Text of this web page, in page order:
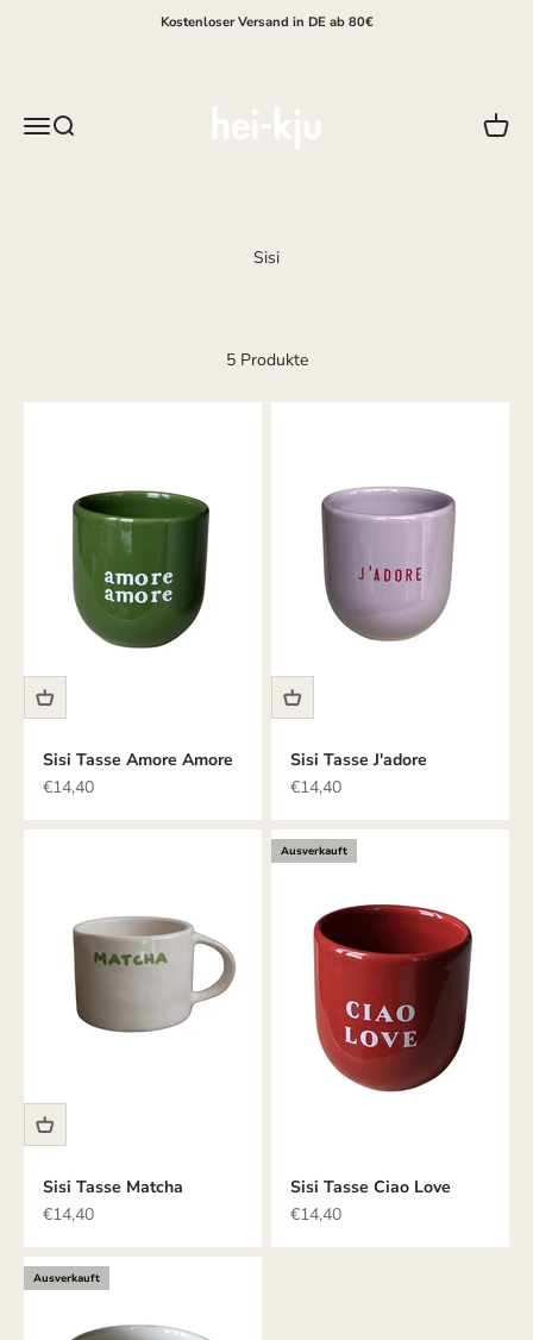
Kostenloser Versand in DE ab 80€
MenüSuche
5 Produkte
Sisi Tasse Amore Amore
Angebot
€14,40
Sisi Tasse J'adore
Angebot
€14,40
Sisi Tasse Matcha
Angebot
€14,40
Ausverkauft
Sisi Tasse Ciao Love
Angebot
€14,40
Ausverkauft